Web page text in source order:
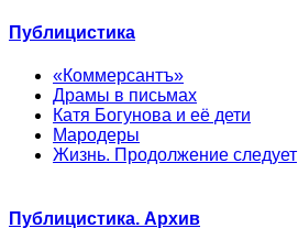
Публицистика
«Коммерсантъ»
Драмы в письмах
Катя Богунова и её дети
Мародеры
Жизнь. Продолжение следует
Публицистика. Архив